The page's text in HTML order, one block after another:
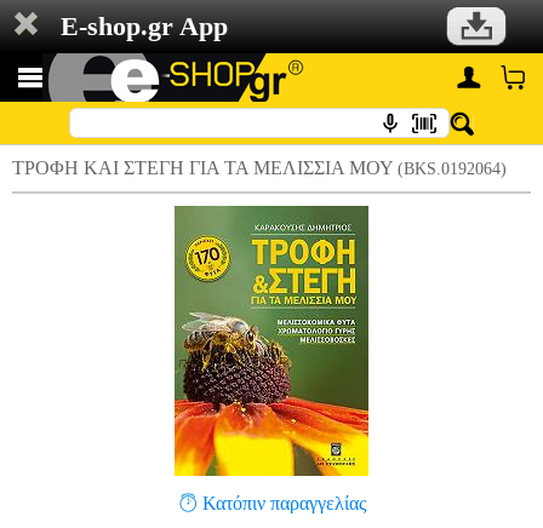
E-shop.gr App
ΤΡΟΦΗ ΚΑΙ ΣΤΕΓΗ ΓΙΑ ΤΑ ΜΕΛΙΣΣΙΑ ΜΟΥ (BKS.0192064)
Κατόπιν παραγγελίας